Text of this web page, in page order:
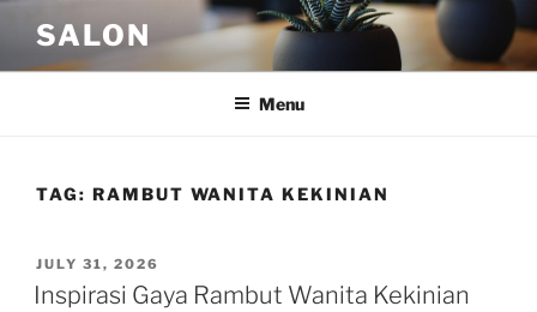
content
SALON
Menu
TAG: RAMBUT WANITA KEKINIAN
POSTED
ON
JULY 31, 2026
Inspirasi Gaya Rambut Wanita Kekinian